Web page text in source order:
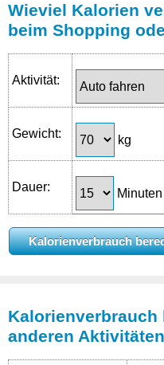
Wieviel Kalorien
beim Shopping
Aktivität:
Gewicht: kg
Dauer: Minuten
Kalorienverbrauch
anderen Aktivitäten